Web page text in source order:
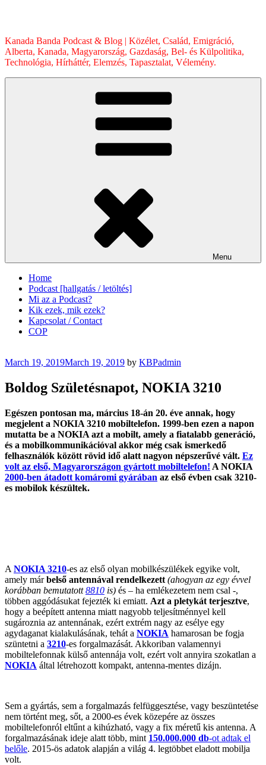
Kanada Banda Podcast & Blog | Közélet, Család, Emigráció,
Alberta, Kanada, Magyarország, Gazdaság, Bel- és Külpolitika,
Technológia, Hírháttér, Elemzés, Tapasztalat, Vélemény.
Menu
Home
Podcast [hallgatás / letöltés]
Mi az a Podcast?
Kik ezek, mik ezek?
Kapcsolat / Contact
COP
Posted
March 19, 2019March 19, 2019 by KBPadmin
Boldog Születésnapot, NOKIA 3210
Egészen pontosan ma, március 18-án 20. éve annak, hogy
megjelent a NOKIA 3210 mobiltelefon. 1999-ben ezen a napon
mutatta be a NOKIA azt a mobilt, amely a fiatalabb generáció,
és a mobilkommunikációval akkor még csak ismerkedő
felhasználók között rövid idő alatt nagyon népszerűvé vált. Ez
volt az első, Magyarországon gyártott mobiltelefon! A NOKIA
2000-ben átadott komáromi gyárában az első évben csak 3210-
es mobilok készültek.
A NOKIA 3210-es az első olyan mobilkészülékek egyike volt,
amely márbelső antennával rendelkezett (ahogyan az egy évvel
korábban bemutatott8810 is) és – ha emlékezetem nem csal -,
többen aggódásukat fejezték ki emiatt. Azt a pletykát terjesztve,
hogy a beépített antenna miatt nagyobb teljesítménnyel kell
sugároznia az antennának, ezért extrém nagy az esélye egy
agydaganat kialakulásának, tehát a NOKIA hamarosan be fogja
szüntetni a 3210-es forgalmazását. Akkoriban valamennyi
mobiltelefonnak külső antennája volt, ezért volt annyira szokatlan a
NOKIA által létrehozott kompakt, antenna-mentes dizájn.
Sem a gyártás, sem a forgalmazás felfüggesztése, vagy beszüntetése
nem történt meg, sőt, a 2000-es évek közepére az összes
mobiltelefonról eltűnt a kihúzható, vagy a fix méretű kis antenna. A
forgalmazásának ideje alatt több, mint 150.000.000 db-ot adtak el
belőle. 2015-ös adatok alapján a világ 4. legtöbbet eladott mobilja
volt.